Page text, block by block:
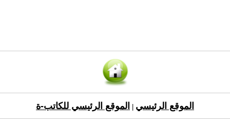
الموقع الرئيسي الموقع الرئيسي للكاتب-ة